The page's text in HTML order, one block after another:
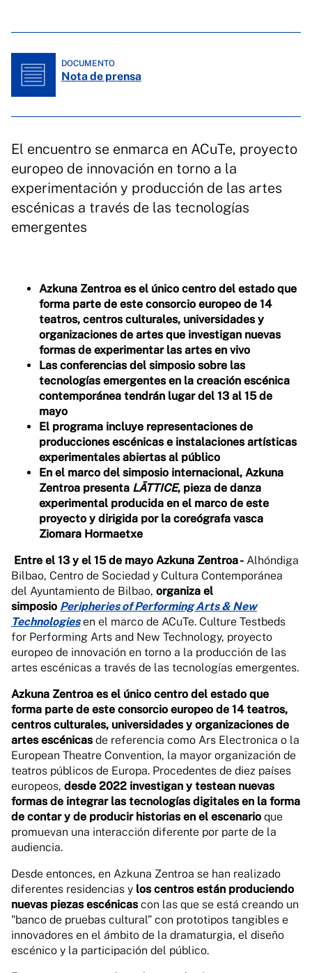
DOCUMENTO
Nota de prensa
El encuentro se enmarca en ACuTe, proyecto
europeo de innovación en torno a la
experimentación y producción de las artes
escénicas a través de las tecnologías
emergentes
Azkuna Zentroa es el único centro del estado que
forma parte de este consorcio europeo de 14
teatros, centros culturales, universidades y
organizaciones de artes que investigan nuevas
formas de experimentar las artes en vivo
Las conferencias del simposio sobre las
tecnologías emergentes en la creación escénica
contemporánea tendrán lugar del 13 al 15 de
mayo
El programa incluye representaciones de
producciones escénicas e instalaciones artísticas
experimentales abiertas al público
En el marco del simposio internacional, Azkuna
Zentroa presenta LĀTTICE, pieza de danza
experimental producida en el marco de este
proyecto y dirigida por la coreógrafa vasca
Ziomara Hormaetxe
Entre el 13 y el 15 de mayo Azkuna Zentroa - Alhóndiga
Bilbao, Centro de Sociedad y Cultura Contemporánea
del Ayuntamiento de Bilbao, organiza el
simposio Peripheries of Performing Arts & New
Technologiesen el marco de ACuTe. Culture Testbeds
for Performing Arts and New Technology, proyecto
europeo de innovación en torno a la producción de las
artes escénicas a través de las tecnologías emergentes.
Azkuna Zentroa es el único centro del estado que
forma parte de este consorcio europeo de 14 teatros,
centros culturales, universidades y organizaciones de
artes escénicas de referencia como Ars Electronica o la
European Theatre Convention, la mayor organización de
teatros públicos de Europa. Procedentes de diez países
europeos, desde 2022 investigan y testean nuevas
formas de integrar las tecnologías digitales en la forma
de contar y de producir historias en el escenario que
promuevan una interacción diferente por parte de la
audiencia.
Desde entonces, en Azkuna Zentroa se han realizado
diferentes residencias y los centros están produciendo
nuevas piezas escénicas con las que se está creando un
"banco de pruebas cultural” con prototipos tangibles e
innovadores en el ámbito de la dramaturgia, el diseño
escénico y la participación del público.